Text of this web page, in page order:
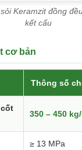
Keramzit đồng
kết cấu
cơ bản
Thông số
350 – 450 kg/
≥ 13 MPa